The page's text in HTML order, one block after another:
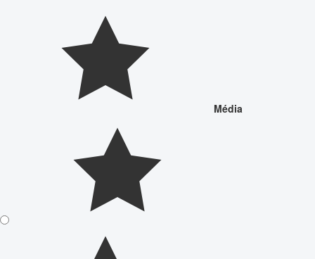
Média